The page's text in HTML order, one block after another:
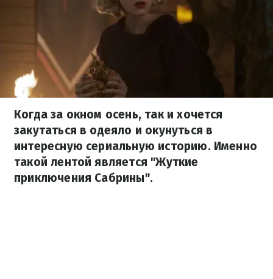
Когда за окном осень, так и хочется
закутаться в одеяло и окунуться в
интересную сериальную историю. Именно
такой лентой является "Жуткие
приключения Сабрины".